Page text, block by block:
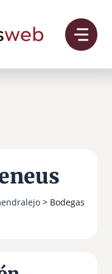
> Bodegas